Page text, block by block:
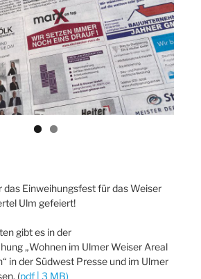
Next
das Einweihungsfest für das Weiser
Ulm gefeiert!
gibt es in der
„Wohnen im Ulmer Weiser Areal
in der Südwest Presse und im Ulmer
(pdf | 3 MB)